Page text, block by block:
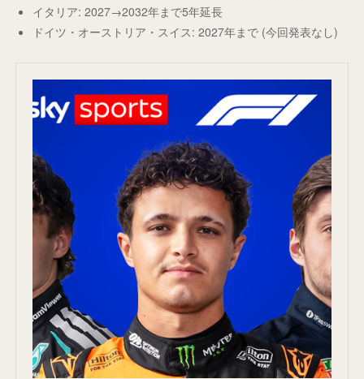
イタリア: 2027→2032年まで5年延長
ドイツ・オーストリア・スイス: 2027年まで (今回発表なし)